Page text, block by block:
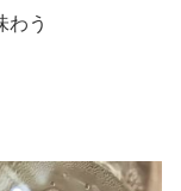
わう